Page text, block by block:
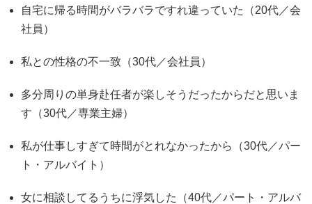
自宅に帰る時間がバラバラですれ違っていた（20代／会
社員）
私との性格の不一致（30代／会社員）
多分周りの単身赴任者が楽しそうだったからだと思いま
す（30代／専業主婦）
私が仕事しすぎて時間がとれなかったから（30代／パー
ト・アルバイト）
女に相談してるうちに浮気した（40代／パート・アルバ